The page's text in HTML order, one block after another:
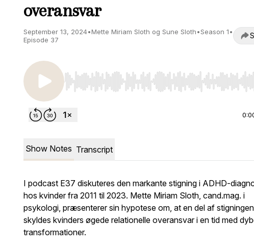
overansvar
September 13, 2024•Mette Miriam Sloth og Sune Sloth•Season 1•
Episode 37
Use Left/Right to seek, Home/End to jump to start
Show Notes Transcript
I podcast E37 diskuteres den markante stigning i ADHD-
hos kvinder fra 2011 til 2023. Mette Miriam Sloth, cand.mag. i
psykologi, præsenterer sin hypotese om, at en del af
skyldes kvinders øgede relationelle overansvar i en tid med
transformationer.